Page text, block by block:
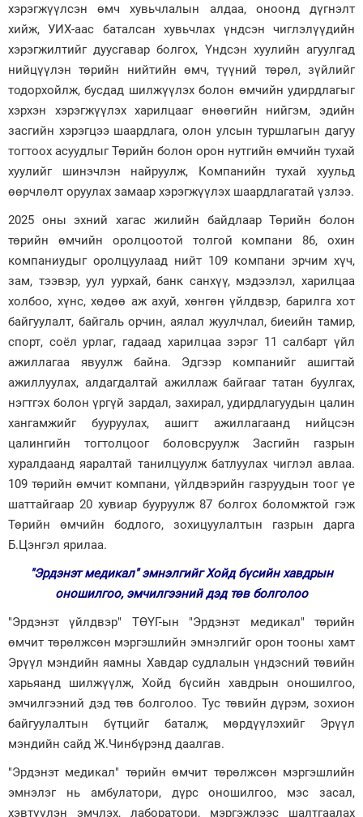
хэрэгжүүлсэн өмч хувьчлалын алдаа, оноонд дүгнэлт
хийж, УИХ-аас баталсан хувьчлах үндсэн чиглэлүүдийн
хэрэгжилтийг дуусгавар болгох, Үндсэн хуулийн агуулгад
нийцүүлэн төрийн нийтийн өмч, түүний төрөл, зүйлийг
тодорхойлж, бусдад шилжүүлэх болон өмчийн удирдлагыг
хэрхэн хэрэгжүүлэх харилцааг өнөөгийн нийгэм, эдийн
засгийн хэрэгцээ шаардлага, олон улсын туршлагын дагуу
тогтоох асуудлыг Төрийн болон орон нутгийн өмчийн тухай
хуулийг шинэчлэн найруулж, Компанийн тухай хуульд
өөрчлөлт оруулах замаар хэрэгжүүлэх шаардлагатай үзлээ.
2025 оны эхний хагас жилийн байдлаар Төрийн болон
төрийн өмчийн оролцоотой толгой компани 86, охин
компаниудыг оролцуулаад нийт 109 компани эрчим хүч,
зам, тээвэр, уул уурхай, банк санхүү, мэдээлэл, харилцаа
холбоо, хүнс, хөдөө аж ахуй, хөнгөн үйлдвэр, барилга хот
байгуулалт, байгаль орчин, аялал жуулчлал, биеийн тамир,
спорт, соёл урлаг, гадаад харилцаа зэрэг 11 салбарт үйл
ажиллагаа явуулж байна. Эдгээр компанийг ашигтай
ажиллуулах, алдагдалтай ажиллаж байгааг татан буулгах,
нэгтгэх болон үргүй зардал, захирал, удирдлагуудын цалин
хангамжийг бууруулах, ашигт ажиллагаанд нийцсэн
цалингийн тогтолцоог боловсруулж Засгийн газрын
хуралдаанд яаралтай танилцуулж батлуулах чиглэл авлаа.
109 төрийн өмчит компани, үйлдвэрийн газруудын тоог үе
шаттайгаар 20 хувиар бууруулж 87 болгох боломжтой гэж
Төрийн өмчийн бодлого, зохицуулалтын газрын дарга
Б.Цэнгэл ярилаа.
"Эрдэнэт медикал" эмнэлгийг Хойд бүсийн хавдрын
оношилгоо, эмчилгээний дэд төв болголоо
"Эрдэнэт үйлдвэр" ТӨҮГ-ын "Эрдэнэт медикал" төрийн
өмчит төрөлжсөн мэргэшлийн эмнэлгийг орон тооны хамт
Эрүүл мэндийн яамны Хавдар судлалын үндэсний төвийн
харьяанд шилжүүлж, Хойд бүсийн хавдрын оношилгоо,
эмчилгээний дэд төв болголоо. Тус төвийн дүрэм, зохион
байгуулалтын бүтцийг баталж, мөрдүүлэхийг Эрүүл
мэндийн сайд Ж.Чинбүрэнд даалгав.
"Эрдэнэт медикал" төрийн өмчит төрөлжсөн мэргэшлийн
эмнэлэг нь амбулатори, дүрс оношилгоо, мэс засал,
хэвтүүлэн эмчлэх, лаборатори, мэргэжлээс шалтгаалах